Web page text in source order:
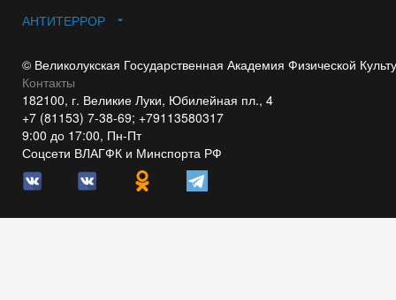
АНТИТЕРРОР
© Великолукская Государственная Академия Физической
Контакты
182100, г. Великие Луки, Юбилейная пл., 4
+7 (81153) 7-38-69; +79113580317
9:00 до 17:00, Пн-Пт
Соцсети ВЛАГФК и Минспорта РФ